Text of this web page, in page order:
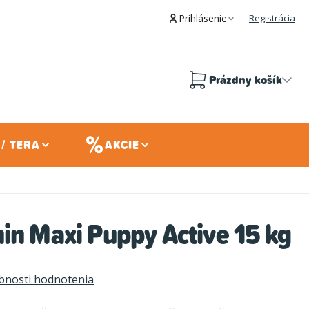
Prihlásenie Registrácia
Prázdny košík
TERA AKCIE
Maxi Puppy Active 15 kg
hodnotenia